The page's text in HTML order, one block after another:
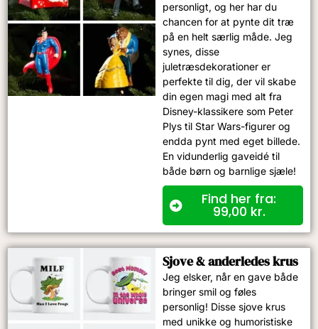
personligt, og her har du
chancen for at pynte dit træ
på en helt særlig måde. Jeg
synes, disse
juletræsdekorationer er
perfekte til dig, der vil skabe
din egen magi med alt fra
Disney-klassikere som Peter
Plys til Star Wars-figurer og
endda pynt med eget billede.
En vidunderlig gaveidé til
både børn og barnlige sjæle!
Find her fra:
99,00 kr.
Sjove & anderledes krus
Jeg elsker, når en gave både
bringer smil og føles
personlig! Disse sjove krus
med unikke og humoristiske